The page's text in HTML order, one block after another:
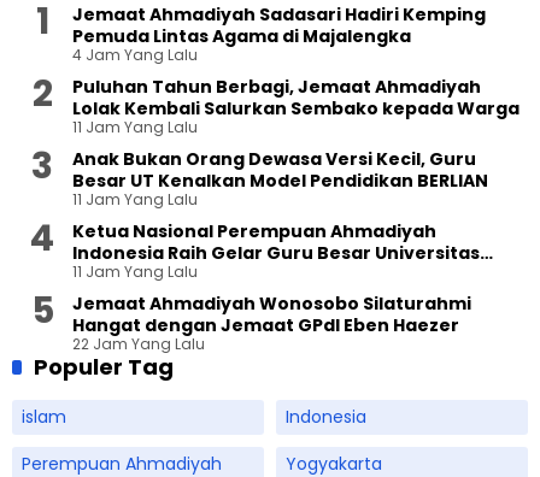
Jemaat Ahmadiyah Sadasari Hadiri Kemping
Pemuda Lintas Agama di Majalengka
4 Jam Yang Lalu
Puluhan Tahun Berbagi, Jemaat Ahmadiyah
Lolak Kembali Salurkan Sembako kepada Warga
11 Jam Yang Lalu
Anak Bukan Orang Dewasa Versi Kecil, Guru
Besar UT Kenalkan Model Pendidikan BERLIAN
11 Jam Yang Lalu
Ketua Nasional Perempuan Ahmadiyah
Indonesia Raih Gelar Guru Besar Universitas
Terbuka
11 Jam Yang Lalu
Jemaat Ahmadiyah Wonosobo Silaturahmi
Hangat dengan Jemaat GPdI Eben Haezer
22 Jam Yang Lalu
Populer Tag
islam
Indonesia
Perempuan Ahmadiyah
Yogyakarta